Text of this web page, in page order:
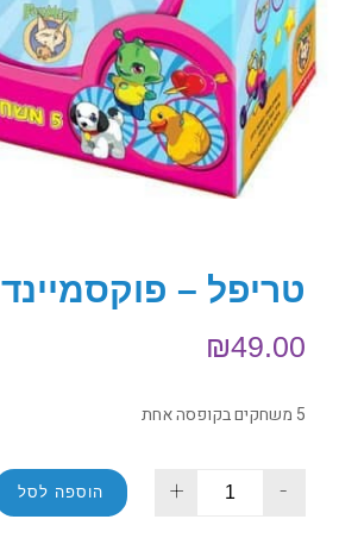
טריפל – פוקסמיינד
₪49.00
5 משחקים בקופסה אחת
-
+ הוספה לסל